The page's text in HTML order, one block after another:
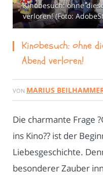
Kinobesuch: ohne
verloren! (Foto:
Kinobesuch: ohne
Abend verloren!
VON MARIUS
Die charmante Frage
ins Kino?? ist der
Liebesgeschichte.
besonderer Zauber